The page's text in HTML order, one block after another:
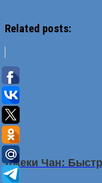
Related posts:
Джеки Чан: